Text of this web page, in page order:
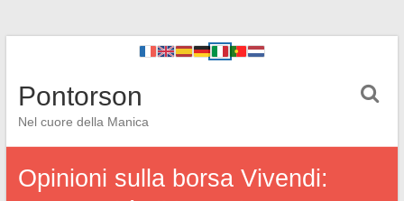
Pontorson
Nel cuore della Manica
Opinioni sulla borsa Vivendi: